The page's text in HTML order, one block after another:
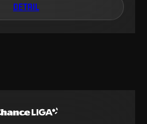
DETAIL